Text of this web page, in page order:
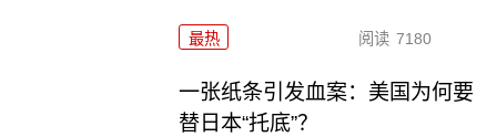
最热 阅读 7180
一张纸条引发血案：美国为何要
替日本“托底”？